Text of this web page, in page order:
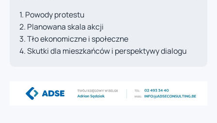
Powody protestu
Planowana skala akcji
Tło ekonomiczne i społeczne
Skutki dla mieszkańców i perspektywy dialogu